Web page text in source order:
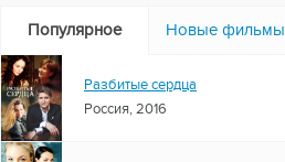
Популярное Новые фильмы
Разбитые сердца
Россия, 2016